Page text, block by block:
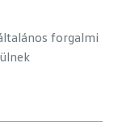
forgalmi